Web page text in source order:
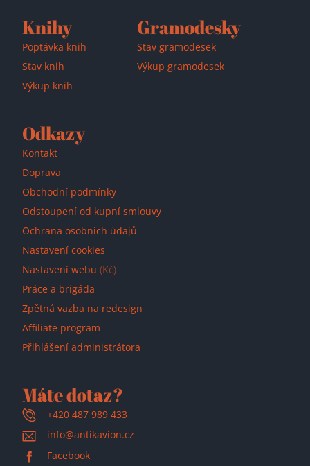
Knihy
Poptávka knih
Stav knih
Výkup knih
Gramodesky
Stav gramodesek
Výkup gramodesek
Odkazy
Kontakt
Doprava
Obchodní podmínky
Odstoupení od kupní smlouvy
Ochrana osobních údajů
Nastavení cookies
Nastavení webu (Kč)
Práce a brigáda
Zpětná vazba na redesign
Affiliate program
Přihlášení administrátora
Máte dotaz?
+420 487 989 433
info@antikavion.cz
Facebook